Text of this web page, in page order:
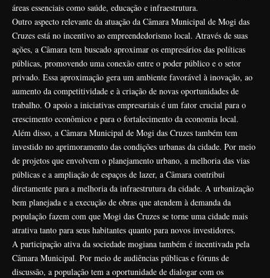
áreas essenciais como saúde, educação e infraestrutura.
Outro aspecto relevante da atuação da Câmara Municipal de Mogi das
Cruzes está no incentivo ao empreendedorismo local. Através de suas
ações, a Câmara tem buscado aproximar os empresários das políticas
públicas, promovendo uma conexão entre o poder público e o setor
privado. Essa aproximação gera um ambiente favorável à inovação, ao
aumento da competitividade e à criação de novas oportunidades de
trabalho. O apoio a iniciativas empresariais é um fator crucial para o
crescimento econômico e para o fortalecimento da economia local.
Além disso, a Câmara Municipal de Mogi das Cruzes também tem
investido no aprimoramento das condições urbanas da cidade. Por meio
de projetos que envolvem o planejamento urbano, a melhoria das vias
públicas e a ampliação de espaços de lazer, a Câmara contribui
diretamente para a melhoria da infraestrutura da cidade. A urbanização
bem planejada e a execução de obras que atendem à demanda da
população fazem com que Mogi das Cruzes se torne uma cidade mais
atrativa tanto para seus habitantes quanto para novos investidores.
A participação ativa da sociedade mogiana também é incentivada pela
Câmara Municipal. Por meio de audiências públicas e fóruns de
discussão, a população tem a oportunidade de dialogar com os